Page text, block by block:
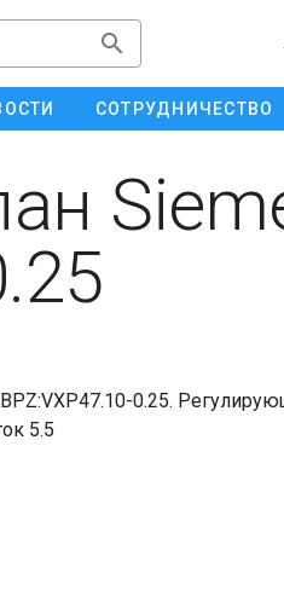
СОТРУДНИЧЕСТВО
0.25.
5.5